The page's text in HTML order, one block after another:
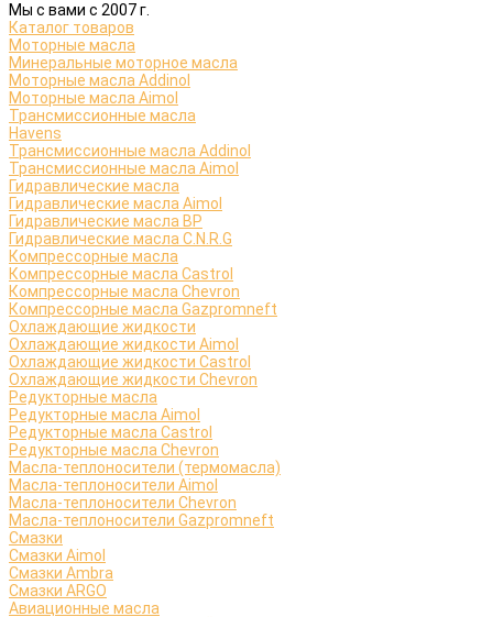
Мы с вами с 2007 г.
Каталог товаров
Моторные масла
Минеральные моторное масла
Моторные масла Addinol
Моторные масла Aimol
Трансмиссионные масла
Havens
Трансмиссионные масла Addinol
Трансмиссионные масла Aimol
Гидравлические масла
Гидравлические масла Aimol
Гидравлические масла BP
Гидравлические масла C.N.R.G
Компрессорные масла
Компрессорные масла Castrol
Компрессорные масла Chevron
Компрессорные масла Gazpromneft
Охлаждающие жидкости
Охлаждающие жидкости Aimol
Охлаждающие жидкости Castrol
Охлаждающие жидкости Chevron
Редукторные масла
Редукторные масла Aimol
Редукторные масла Castrol
Редукторные масла Chevron
Масла-теплоносители (термомасла)
Масла-теплоносители Aimol
Масла-теплоносители Chevron
Масла-теплоносители Gazpromneft
Смазки
Смазки Aimol
Смазки Ambra
Смазки ARGO
Авиационные масла